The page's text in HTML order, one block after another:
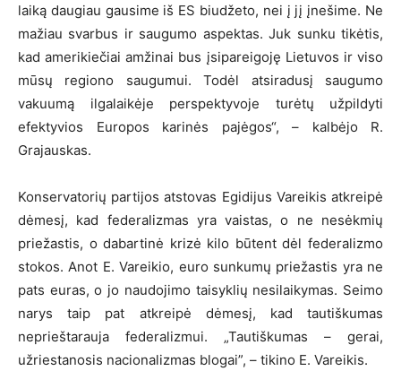
laiką daugiau gausime iš ES biudžeto, nei į jį įnešime. Ne
mažiau svarbus ir saugumo aspektas. Juk sunku tikėtis,
kad amerikiečiai amžinai bus įsipareigoję Lietuvos ir viso
mūsų regiono saugumui. Todėl atsiradusį saugumo
vakuumą ilgalaikėje perspektyvoje turėtų užpildyti
efektyvios Europos karinės pajėgos“, – kalbėjo R.
Grajauskas.
Konservatorių partijos atstovas Egidijus Vareikis atkreipė
dėmesį, kad federalizmas yra vaistas, o ne nesėkmių
priežastis, o dabartinė krizė kilo būtent dėl federalizmo
stokos. Anot E. Vareikio, euro sunkumų priežastis yra ne
pats euras, o jo naudojimo taisyklių nesilaikymas. Seimo
narys taip pat atkreipė dėmesį, kad tautiškumas
neprieštarauja federalizmui. „Tautiškumas – gerai,
užriestanosis nacionalizmas blogai”, – tikino E. Vareikis.